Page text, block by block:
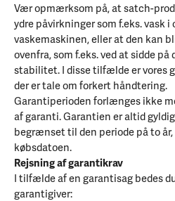
Vær opmærksom på, at satch-
ydre påvirkninger som f.eks. vask
vaskemaskinen, eller at den kan
ovenfra, som f.eks. ved at sidde på
stabilitet. I disse tilfælde er vores
der er tale om forkert håndtering.
Garantiperioden forlænges ikke
af garanti. Garantien er altid
begrænset til den periode på to år,
købsdatoen.
Rejsning af garantikrav
I tilfælde af en garantisag bedes
garantigiver: